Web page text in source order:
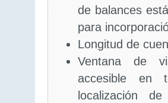
de balances
para
Longitud de
Ventana de
accesible en
localización